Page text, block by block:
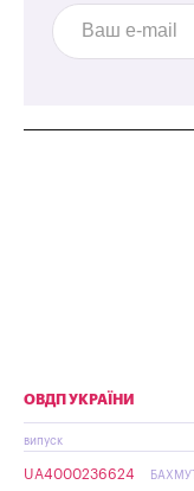
ОВДП УКРАЇНИ
випуск
UA4000236624 БАХМУТ